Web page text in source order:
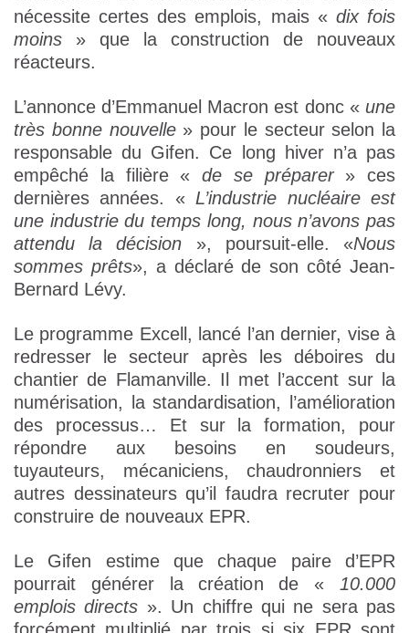
nécessite certes des emplois, mais « dix fois
moins » que la construction de nouveaux
réacteurs.
L’annonce d’Emmanuel Macron est donc « une
très bonne nouvelle » pour le secteur selon la
responsable du Gifen. Ce long hiver n’a pas
empêché la filière « de se préparer » ces
dernières années. « L’industrie nucléaire est
une industrie du temps long, nous n’avons pas
attendu la décision », poursuit-elle. «Nous
sommes prêts», a déclaré de son côté Jean-
Bernard Lévy.
Le programme Excell, lancé l’an dernier, vise à
redresser le secteur après les déboires du
chantier de Flamanville. Il met l’accent sur la
numérisation, la standardisation, l’amélioration
des processus… Et sur la formation, pour
répondre aux besoins en soudeurs,
tuyauteurs, mécaniciens, chaudronniers et
autres dessinateurs qu’il faudra recruter pour
construire de nouveaux EPR.
Le Gifen estime que chaque paire d’EPR
pourrait générer la création de « 10.000
emplois directs ». Un chiffre qui ne sera pas